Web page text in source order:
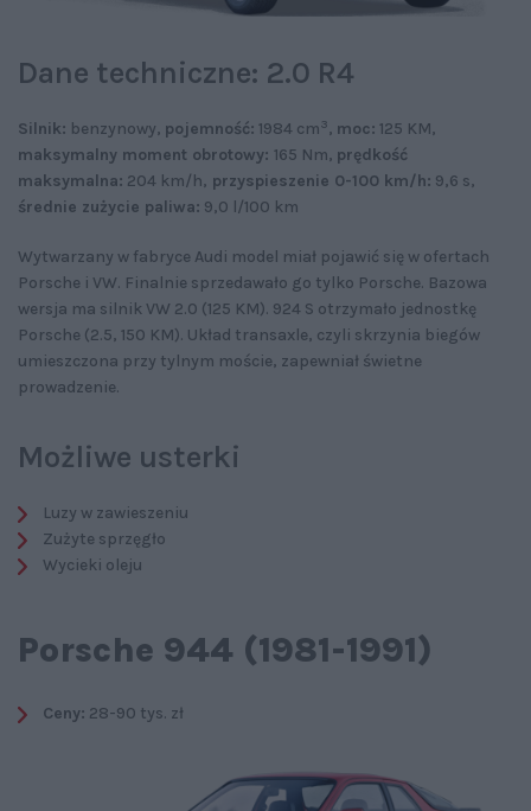
Dane techniczne: 2.0 R4
Silnik: benzynowy, pojemność: 1984 cm3, moc: 125 KM,
maksymalny moment obrotowy: 165 Nm, prędkość
maksymalna: 204 km/h, przyspieszenie 0-100 km/h: 9,6 s,
średnie zużycie paliwa: 9,0 l/100 km
Wytwarzany w fabryce Audi model miał pojawić się w ofertach
Porsche i VW. Finalnie sprzedawało go tylko Porsche. Bazowa
wersja ma silnik VW 2.0 (125 KM). 924 S otrzymało jednostkę
Porsche (2.5, 150 KM). Układ transaxle, czyli skrzynia biegów
umieszczona przy tylnym moście, zapewniał świetne
prowadzenie.
Możliwe usterki
Luzy w zawieszeniu
Zużyte sprzęgło
Wycieki oleju
Porsche 944 (1981-1991)
Ceny: 28-90 tys. zł